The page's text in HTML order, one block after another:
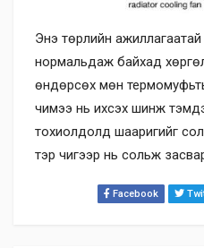
Энэ төрлийн ажиллагаатай
нормальдаж байхад
өндөрсөх мөн
чимээ нь ихсэх шинж
тохиолдолд шааригийг
тэр чигээр нь сольж
Facebook